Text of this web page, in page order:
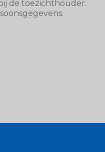
de toezichthouder.